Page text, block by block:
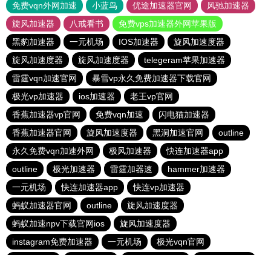
免费vqn外网加速
小蓝鸟 优途加速器官网
风驰加速器
旋风加速器
八戒看书
免费vps加速器外网苹果版
黑豹加速器
一元机场 IOS加速器
旋风加速度器
旋风加速度器
旋风加速度器
telegeram苹果加速器
雷霆vqn加速官网
暴雪vp永久免费加速器下载官网
极光vp加速器
ios加速器
老王vp官网
香蕉加速器vp官网
免费vqn加速
闪电猫加速器
香蕉加速器官网
旋风加速度器 黑洞加速官网
outline
永久免费vqn加速外网
极风加速器
快连加速器app
outline
极光加速器 雷霆加器速
hammer加速器
一元机场
快连加速器app
快连vp加速器
蚂蚁加速器官网
outline
旋风加速度器
蚂蚁加速npv下载官网ios
旋风加速度器
instagram免费加速器
一元机场 极光vqn官网